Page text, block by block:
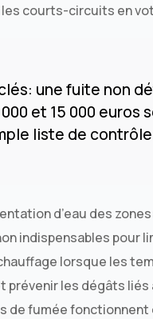
courts-circuits en
une fuite non
et 15 000 euros
liste de
d’eau des
indispensables
lorsque les
prévenir les dégâts
de fumée